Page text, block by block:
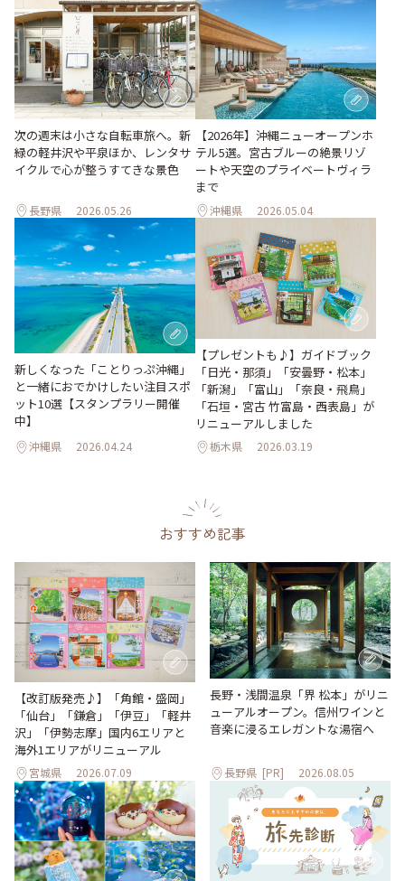
次の週末は小さな自転車旅へ。新
緑の軽井沢や平泉ほか、レンタサ
イクルで心が整うすてきな景色
長野県 2026.05.26
【2026年】沖縄ニューオープンホ
テル5選。宮古ブルーの絶景リゾ
ートや天空のプライベートヴィラ
まで
沖縄県 2026.05.04
新しくなった「ことりっぷ沖縄」
と一緒におでかけしたい注目スポ
ット10選【スタンプラリー開催
中】
沖縄県 2026.04.24
【プレゼントも♪】ガイドブック
「日光・那須」「安曇野・松本」
「新潟」「富山」「奈良・飛鳥」
「石垣・宮古 竹富島・西表島」が
リニューアルしました
栃木県 2026.03.19
おすすめ記事
【改訂版発売♪】「角館・盛岡」
「仙台」「鎌倉」「伊豆」「軽井
沢」「伊勢志摩」国内6エリアと
海外1エリアがリニューアル
宮城県 2026.07.09
長野・浅間温泉「界 松本」がリニ
ューアルオープン。信州ワインと
音楽に浸るエレガントな湯宿へ
長野県 [PR] 2026.08.05